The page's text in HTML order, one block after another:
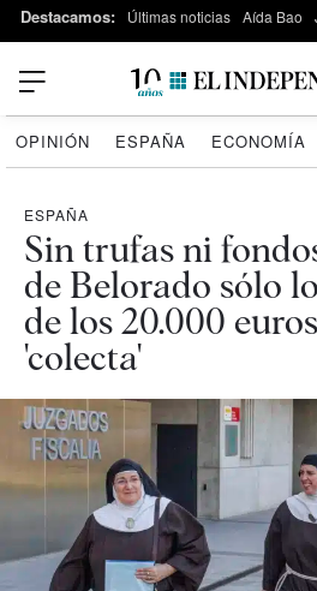
Destacamos: Últimas noticias Aída Bao
OPINIÓN ESPAÑA ECONOMÍA
ESPAÑA
Sin trufas ni
de Belorado sólo
de los 20.000
'colecta'